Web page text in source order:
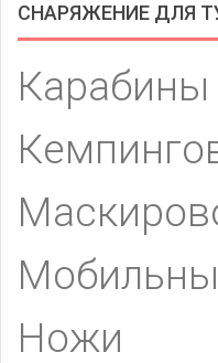
СНАРЯЖЕНИЕ ДЛЯ
Карабины
Ножи